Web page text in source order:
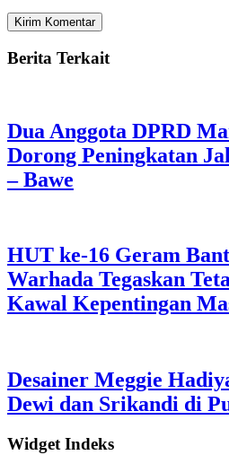
Berita Terkait
Dua Anggota DPRD
Dorong Peningkatan
– Bawe
HUT ke-16 Geram
Warhada Tegaskan
Kawal Kepentingan
Desainer Meggie
Dewi dan Srikandi di
Widget Indeks